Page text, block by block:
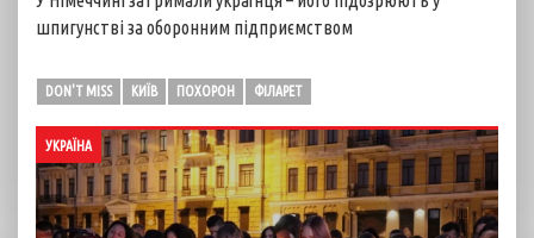
шпигунстві за оборонним підприємством
DON'T MISS КИЇВ ПОХОРОН ФІЛАРЕТ
УКРАЇНА